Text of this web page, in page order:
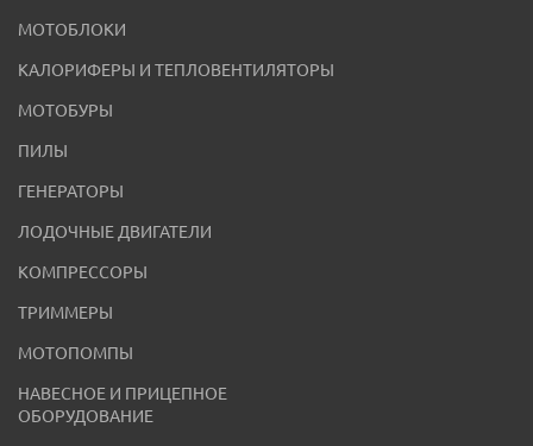
МОТОБЛОКИ
КАЛОРИФЕРЫ И ТЕПЛОВЕНТИЛЯТОРЫ
МОТОБУРЫ
ПИЛЫ
ГЕНЕРАТОРЫ
ЛОДОЧНЫЕ ДВИГАТЕЛИ
КОМПРЕССОРЫ
ТРИММЕРЫ
МОТОПОМПЫ
НАВЕСНОЕ И ПРИЦЕПНОЕ
ОБОРУДОВАНИЕ